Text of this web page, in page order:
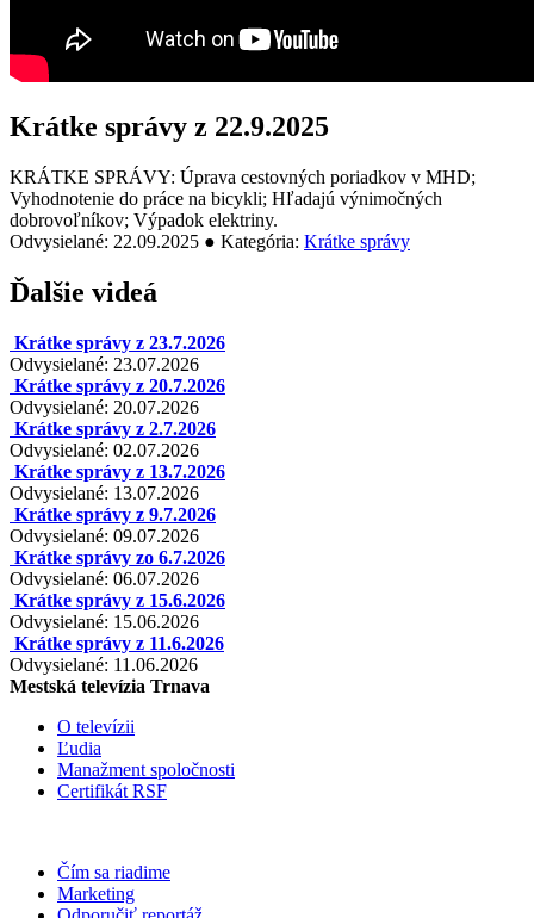
Krátke správy z 22.9.2025
KRÁTKE SPRÁVY: Úprava cestovných poriadkov v MHD;
Vyhodnotenie do práce na bicykli; Hľadajú výnimočných
dobrovoľníkov; Výpadok elektriny.
Odvysielané: 22.09.2025 ● Kategória: Krátke správy
Ďalšie videá
Krátke správy z 23.7.2026
Odvysielané: 23.07.2026
Krátke správy z 20.7.2026
Odvysielané: 20.07.2026
Krátke správy z 2.7.2026
Odvysielané: 02.07.2026
Krátke správy z 13.7.2026
Odvysielané: 13.07.2026
Krátke správy z 9.7.2026
Odvysielané: 09.07.2026
Krátke správy zo 6.7.2026
Odvysielané: 06.07.2026
Krátke správy z 15.6.2026
Odvysielané: 15.06.2026
Krátke správy z 11.6.2026
Odvysielané: 11.06.2026
Mestská televízia Trnava
O televízii
Ľudia
Manažment spoločnosti
Certifikát RSF
Čím sa riadime
Marketing